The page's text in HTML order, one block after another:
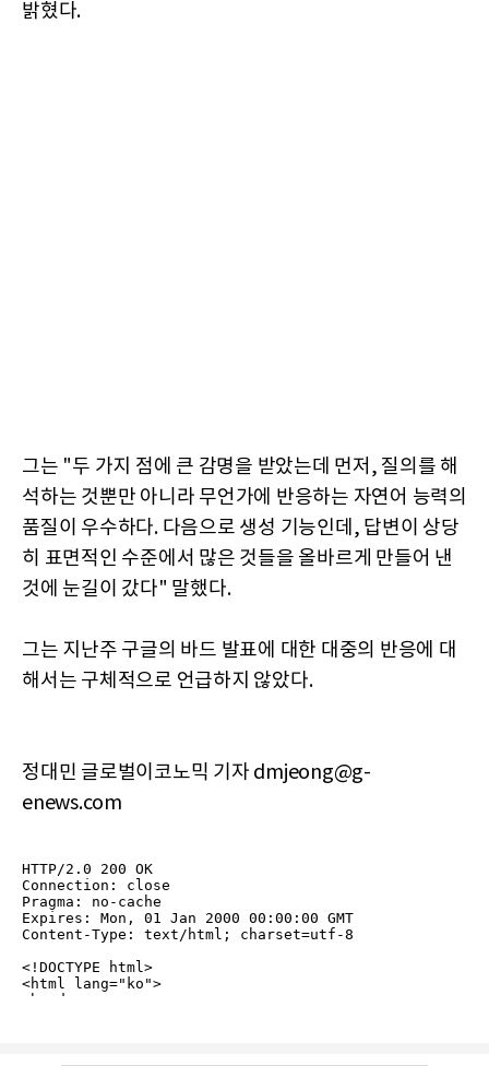
밝혔다.
그는 "두 가지 점에 큰 감명을 받았는데 먼저, 질의를 해
석하는 것뿐만 아니라 무언가에 반응하는 자연어 능력의
품질이 우수하다. 다음으로 생성 기능인데, 답변이 상당
히 표면적인 수준에서 많은 것들을 올바르게 만들어 낸
것에 눈길이 갔다" 말했다.
그는 지난주 구글의 바드 발표에 대한 대중의 반응에 대
해서는 구체적으로 언급하지 않았다.
정대민 글로벌이코노믹 기자 dmjeong@g-
enews.com